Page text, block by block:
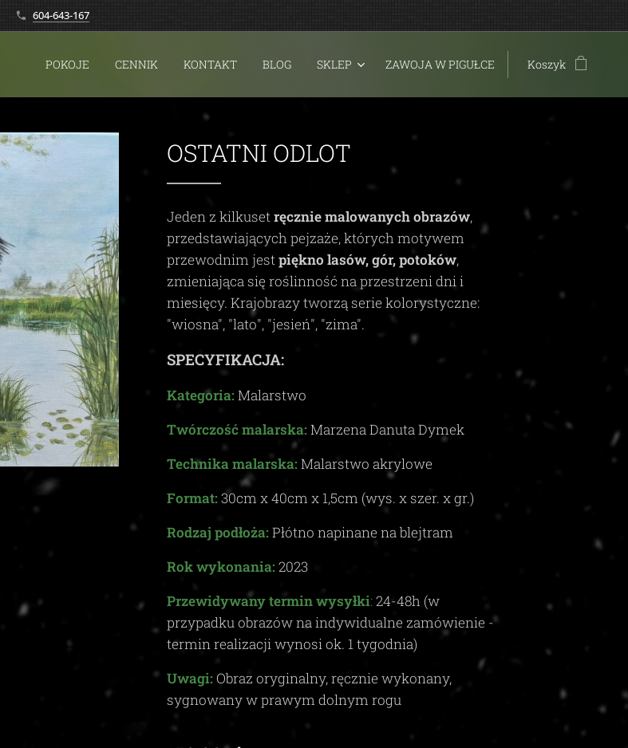
604-643-167
POKOJE CENNIK KONTAKT BLOG SKLEP ZAWOJA W PIGUŁCE Koszyk
OSTATNI ODLOT
Jeden z kilkusetręcznie malowanych obrazów,
przedstawiających pejzaże, których motywem
przewodnim jestpiękno lasów, gór, potoków,
zmieniająca się roślinność na przestrzeni dni i
miesięcy. Krajobrazy tworzą serie kolorystyczne:
"wiosna", "lato", "jesień", "zima".
SPECYFIKACJA:
Kategoria: Malarstwo
Twórczość malarska: Marzena Danuta Dymek
Technika malarska: Malarstwo akrylowe
Format: 30cm x40cm x 1,5cm (wys. x szer. x gr.)
Rodzaj podłoża: Płótno napinane na blejtram
Rok wykonania: 2023
Przewidywany termin wysyłki:24-48h (w
przypadku obrazów na indywidualne zamówienie -
termin realizacji wynosi ok.1tygodnia)
Uwagi: Obraz oryginalny, ręcznie wykonany,
sygnowany w prawym dolnym rogu